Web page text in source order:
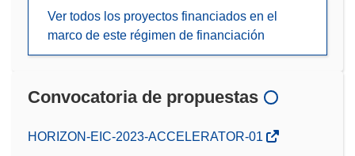
Ver todos los proyectos financiados en el
marco de este régimen de financiación
Convocatoria de propuestas
(se
HORIZON-EIC-2023-ACCELERATOR-01